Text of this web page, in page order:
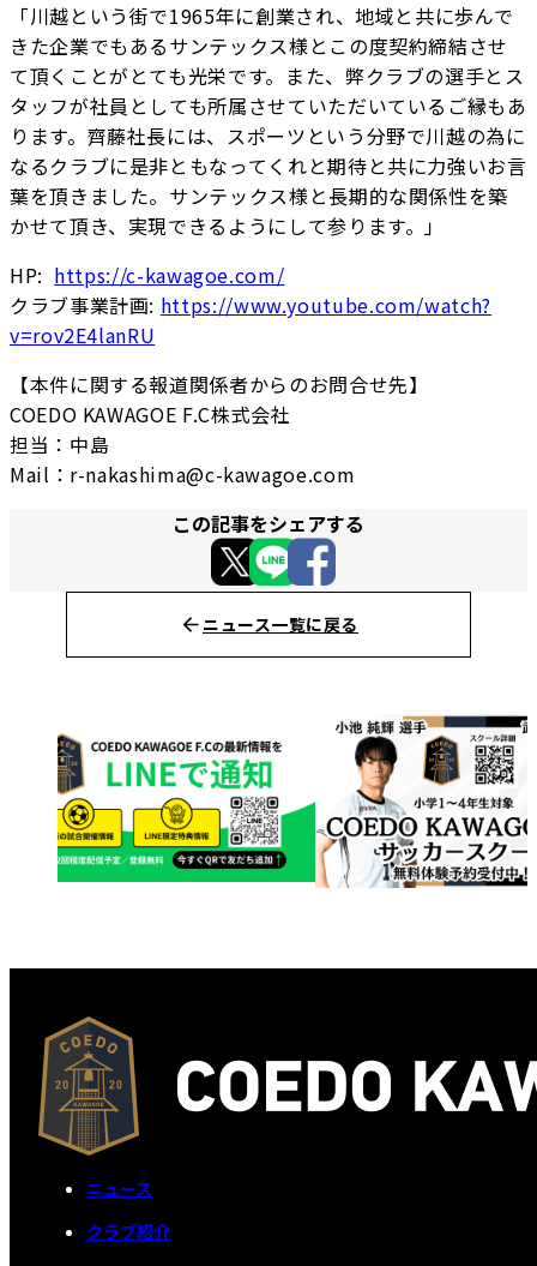
「川越という街で1965年に創業され、地域と共に歩んで
きた企業でもあるサンテックス様とこの度契約締結させ
て頂くことがとても光栄です。また、弊クラブの選手とス
タッフが社員としても所属させていただいているご縁もあ
ります。齊藤社長には、スポーツという分野で川越の為に
なるクラブに是非ともなってくれと期待と共に力強いお言
葉を頂きました。サンテックス様と長期的な関係性を築
かせて頂き、実現できるようにして参ります。」
HP: https://c-kawagoe.com/
クラブ事業計画: https://www.youtube.com/watch?
v=rov2E4lanRU
【本件に関する報道関係者からのお問合せ先】
COEDO KAWAGOE F.C株式会社
担当：中島
Mail：r-nakashima@c-kawagoe.com
この記事をシェアする
ニュース一覧に戻る
ニュース
クラブ紹介